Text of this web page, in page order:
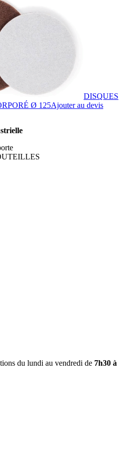
plusieurs
Les
choisies
la
du
DISQUES
Ø 125Ajouter au devisCe
du lundi au vendredi de 7h30 à